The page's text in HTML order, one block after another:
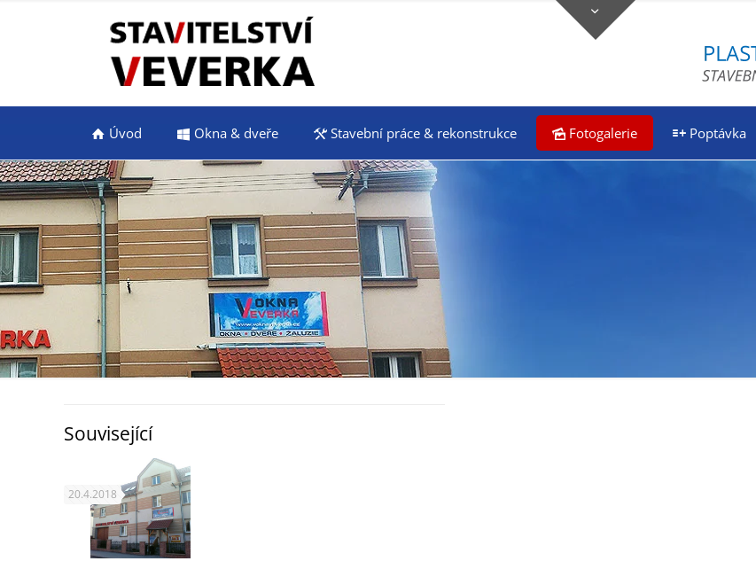
Úvod Okna & dveře Stavební práce & rekonstrukce Fotogalerie Poptávka
Související
20.4.2018